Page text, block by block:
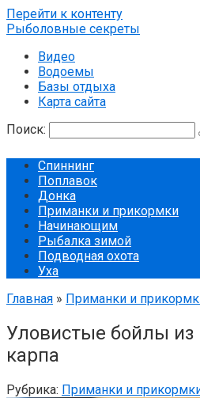
Перейти к контенту
Рыболовные секреты
Видео
Водоемы
Базы отдыха
Карта сайта
Поиск:
Спиннинг
Поплавок
Донка
Приманки и прикормки
Начинающим
Рыбалка зимой
Подводная охота
Уха
Главная » Приманки и
Уловистые бойлы из
карпа
Рубрика: Приманки и